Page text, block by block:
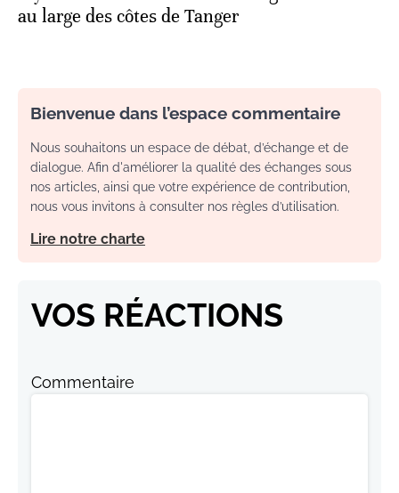
au large des côtes de Tanger
Bienvenue dans l’espace commentaire
Nous souhaitons un espace de débat, d’échange et de
dialogue. Afin d'améliorer la qualité des échanges sous
nos articles, ainsi que votre expérience de contribution,
nous vous invitons à consulter nos règles d’utilisation.
Lire notre charte
VOS RÉACTIONS
Commentaire